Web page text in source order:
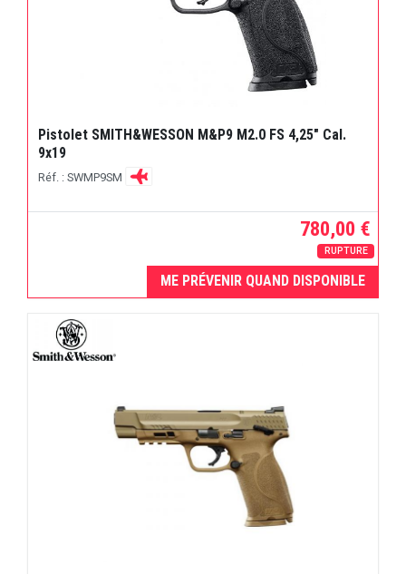
Pistolet SMITH&WESSON M&P9 M2.0 FS 4,25″ Cal.
9x19
Réf. : SWMP9SM
780,00 €
RUPTURE
ME PRÉVENIR QUAND DISPONIBLE